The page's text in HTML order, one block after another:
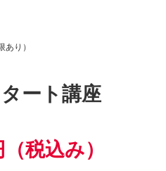
り）
ート講座
税込み）